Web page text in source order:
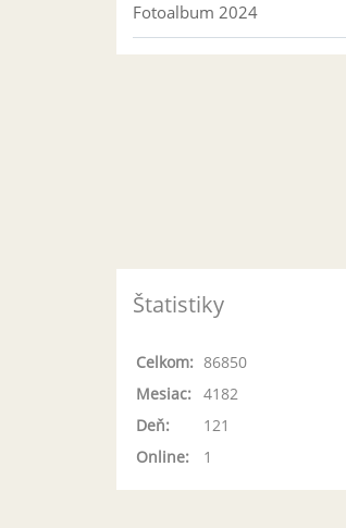
Fotoalbum 2024
Štatistiky
Online: 1
Celkom: 86850
Mesiac: 4182
Deň:
121